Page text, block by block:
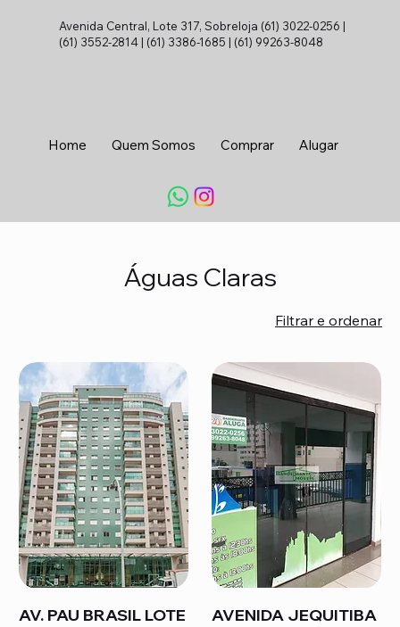
Avenida Central, Lote 317, Sobreloja (61) 3022-0256 |
(61) 3552-2814 | (61) 3386-1685 | (61) 99263-8048
Home Quem Somos Comprar Alugar
Águas Claras
Filtrar e ordenar
AV. PAU BRASIL LOTE
AVENIDA JEQUITIBA